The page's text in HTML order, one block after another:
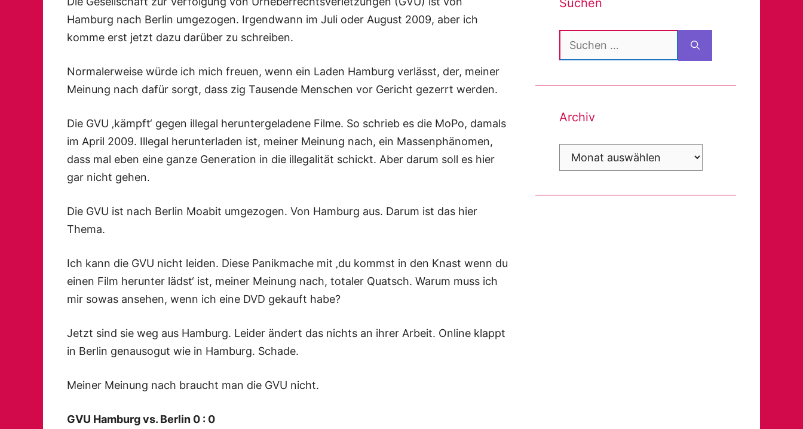
Hamburg nach Berlin umgezogen. Irgendwann im Juli oder August 2009, aber ich
komme erst jetzt dazu darüber zu schreiben.
Normalerweise würde ich mich freuen, wenn ein Laden Hamburg verlässt, der, meiner
Meinung nach dafür sorgt, dass zig Tausende Menschen vor Gericht gezerrt werden.
Die GVU ‚kämpft‘ gegen illegal heruntergeladene Filme. So schrieb es die MoPo, damals
im April 2009. Illegal herunterladen ist, meiner Meinung nach, ein Massenphänomen,
dass mal eben eine ganze Generation in die illegalität schickt. Aber darum soll es hier
gar nicht gehen.
Die GVU ist nach Berlin Moabit umgezogen. Von Hamburg aus. Darum ist das hier
Thema.
Ich kann die GVU nicht leiden. Diese Panikmache mit ‚du kommst in den Knast wenn du
einen Film herunter lädst‘ ist, meiner Meinung nach, totaler Quatsch. Warum muss ich
mir sowas ansehen, wenn ich eine DVD gekauft habe?
Jetzt sind sie weg aus Hamburg. Leider ändert das nichts an ihrer Arbeit. Online klappt
in Berlin genausogut wie in Hamburg. Schade.
Meiner Meinung nach braucht man die GVU nicht.
GVU Hamburg vs. Berlin 0 : 0
Suchen
Archiv
Archiv